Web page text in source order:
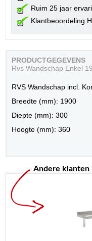
Ruim 25 jaar
Klantbeoordeling
PRODUCTGEGEVENS
Rvs Wandschap Enkel
RVS Wandschap incl.
Breedte (mm): 1900
Diepte (mm): 300
Hoogte (mm): 360
Andere klanten